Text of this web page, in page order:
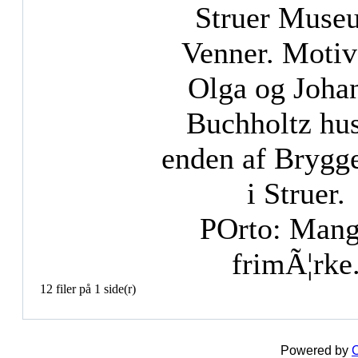
Struer
Venner.
Olga og
Buchholtz
enden af
i Struer.
POrto:
12 filer på 1 side(r)
Powered by